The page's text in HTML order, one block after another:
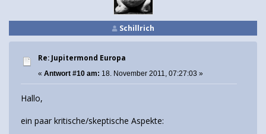
Schillrich
Re: Jupitermond Europa
« Antwort #10 am: 18. November 2011, 07:27:03 »
Hallo,
ein paar kritische/skeptische Aspekte: